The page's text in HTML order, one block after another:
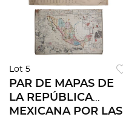
Lot 5
PAR DE MAPAS DE
LA REPÚBLICA
MEXICANA POR LAS